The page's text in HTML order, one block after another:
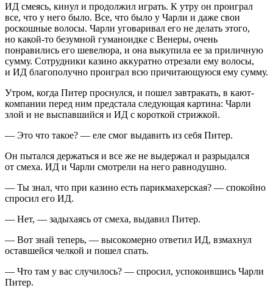
ИД смеясь, кинул и продолжил играть. К утру он проиграл
все, что у него было. Все, что было у Чарли и даже свои
роскошные волосы. Чарли уговаривал его не делать этого,
но какой-то безумной гуманоидке с Венеры, очень
понравились его шевелюра, и она выкупила ее за приличную
сумму. Сотрудники казино аккуратно отрезали ему волосы,
и ИД благополучно проиграл всю причитающуюся ему сумму.
Утром, когда Питер проснулся, и пошел завтракать, в кают-
компании перед ним предстала следующая картина: Чарли
злой и не выспавшийся и ИД с короткой стрижкой.
— Это что такое? — еле смог выдавить из себя Питер.
Он пытался держаться и все же не выдержал и разрыдался
от смеха. ИД и Чарли смотрели на него равнодушно.
— Ты знал, что при казино есть парикмахерская? — спокойно
спросил его ИД.
— Нет, — задыхаясь от смеха, выдавил Питер.
— Вот знай теперь, — высокомерно ответил ИД, взмахнул
оставшейся челкой и пошел спать.
— Что там у вас случилось? — спросил, успокоившись Чарли
Питер.